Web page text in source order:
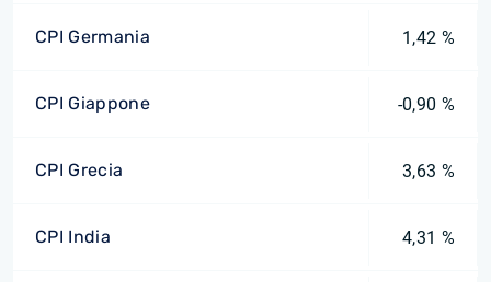
CPI Germania 1,42 %
CPI Giappone -0,90 %
CPI Grecia 3,63 %
CPI India 4,31 %